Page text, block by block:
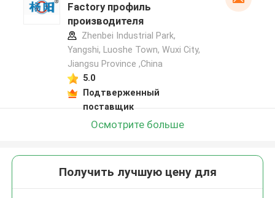
Factory профиль
производителя
Zhenbei Industrial Park,
Yangshi, Luoshe Town, Wuxi City,
Jiangsu Province ,China
5.0
Подтверженный
поставщик
Осмотрите больше
Получить лучшую цену для